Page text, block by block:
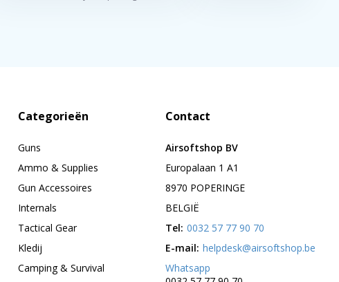
Categorieën
Guns
Ammo & Supplies
Gun Accessoires
Internals
Tactical Gear
Kledij
Camping & Survival
Contact
Airsoftshop BV
Europalaan 1 A1
8970 POPERINGE
BELGIË
Tel: 0032 57 77 90 70
E-mail: helpdesk@airsoftshop.be
Whatsapp